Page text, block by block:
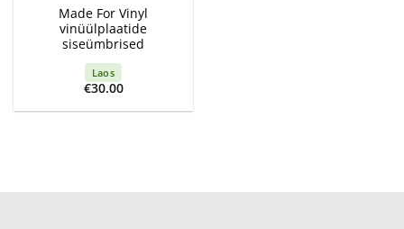
Made For Vinyl
vinüülplaatide
siseümbrised
Laos
€30.00